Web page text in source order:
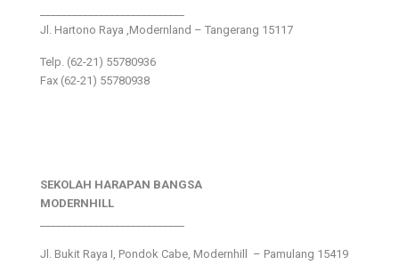
Jl. Hartono Raya ,Modernland – Tangerang 15117
Telp. (62-21) 55780936
Fax (62-21) 55780938
SEKOLAH HARAPAN BANGSA
MODERNHILL
Jl. Bukit Raya I, Pondok Cabe, Modernhill – Pamulang 15419